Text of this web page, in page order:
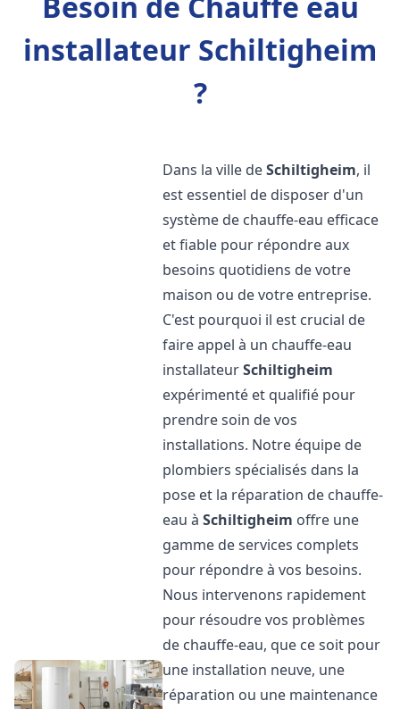
installateur Schiltigheim
?
Dans la ville deSchiltigheim, il
est essentiel de disposer d'un
système de chauffe-eau efficace
et fiable pour répondre aux
besoins quotidiens de votre
maison ou de votre entreprise.
C'est pourquoi il est crucial de
faire appel à un chauffe-eau
installateurSchiltigheim
expérimenté et qualifié pour
prendre soin de vos
installations. Notre équipe de
plombiers spécialisés dans la
pose et la réparation de chauffe-
eau àSchiltigheim offre une
gamme de services complets
pour répondre à vos besoins.
Nous intervenons rapidement
pour résoudre vos problèmes
de chauffe-eau, que ce soit pour
une installation neuve, une
réparation ou une maintenance